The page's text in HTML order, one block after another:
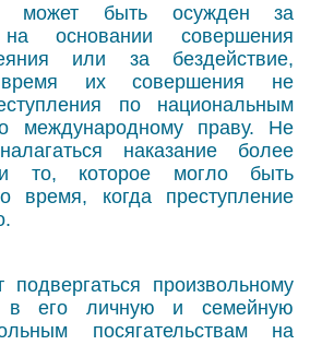
может быть осужден за
на основании совершения
или за бездействие,
их совершения не
по национальным
международному праву. Не
наказание более
то, которое могло быть
время, когда преступление
произвольному
в его личную и семейную
посягательствам на